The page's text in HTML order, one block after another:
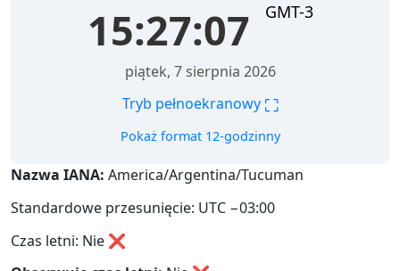
15:27:07 GMT-3
piątek, 7 sierpnia 2026
Tryb pełnoekranowy ⛶
Pokaż format 12-godzinny
Nazwa IANA: America/Argentina/Tucuman
Standardowe przesunięcie: UTC −03:00
Czas letni: Nie ❌